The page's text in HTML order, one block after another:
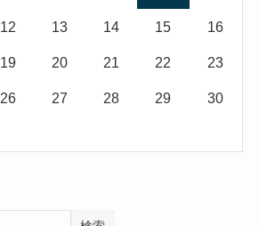
12 13 14 15 16
19 20 21 22 23
26 27 28 29 30